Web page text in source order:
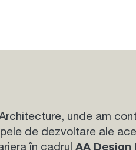
unde am
de dezvoltare ale
în cadrul AA Design